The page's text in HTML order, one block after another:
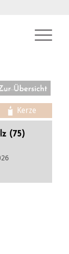
Kerze
(75)